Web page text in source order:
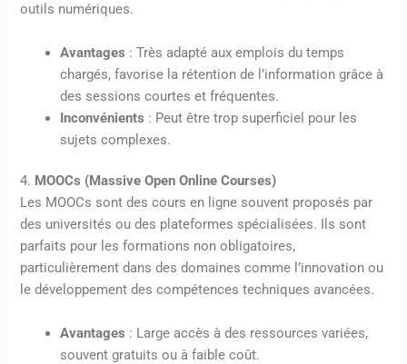
outils numériques.
Avantages : Très adapté aux emplois du temps
chargés, favorise la rétention de l’information grâce à
des sessions courtes et fréquentes.
Inconvénients : Peut être trop superficiel pour les
sujets complexes.
4. MOOCs (Massive Open Online Courses)
Les MOOCs sont des cours en ligne souvent proposés par
des universités ou des plateformes spécialisées. Ils sont
parfaits pour les formations non obligatoires,
particulièrement dans des domaines comme l’innovation ou
le développement des compétences techniques avancées.
Avantages : Large accès à des ressources variées,
souvent gratuits ou à faible coût.